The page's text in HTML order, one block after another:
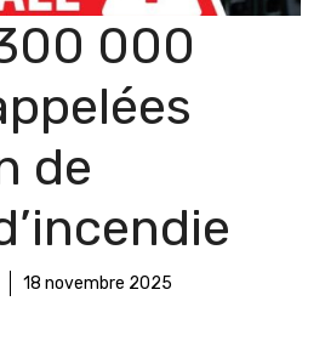
000
de
18 novembre 2025